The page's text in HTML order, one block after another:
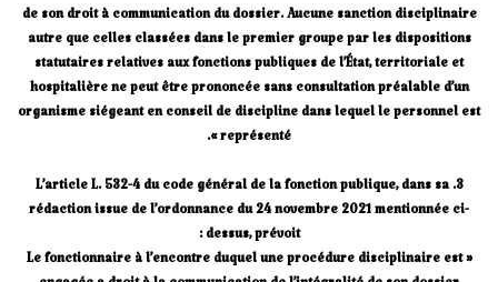
de son droit à communication du dossier. Aucune sanction disciplinaire
autre que celles classées dans le premier groupe par les dispositions
statutaires relatives aux fonctions publiques de l’État, territoriale et
hospitalière ne peut être prononcée sans consultation préalable d’un
organisme siégeant en conseil de discipline dans lequel le personnel est
représenté ».
3. L’article L. 532-4 du code général de la fonction publique, dans sa
rédaction issue de l’ordonnance du 24 novembre 2021 mentionnée ci-
dessus, prévoit :
« Le fonctionnaire à l’encontre duquel une procédure disciplinaire est